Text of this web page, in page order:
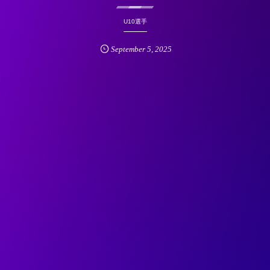
U10選手
September 5,2025